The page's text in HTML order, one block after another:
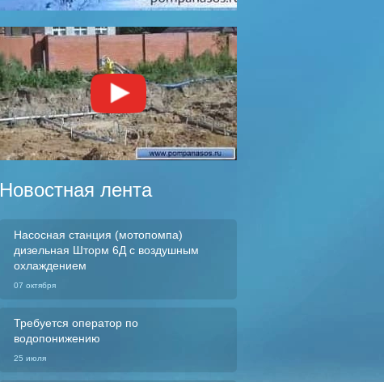
Новостная лента
Насосная станция (мотопомпа)
дизельная Шторм 6Д с воздушным
охлаждением
07 октября
Требуется оператор по
водопонижению
25 июля